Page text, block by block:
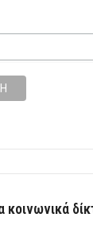
κοινωνικά